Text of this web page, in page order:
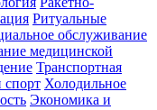
Ритуальные
обслуживание
медицинской
Транспортная
спорт Холодильное
Экономика и